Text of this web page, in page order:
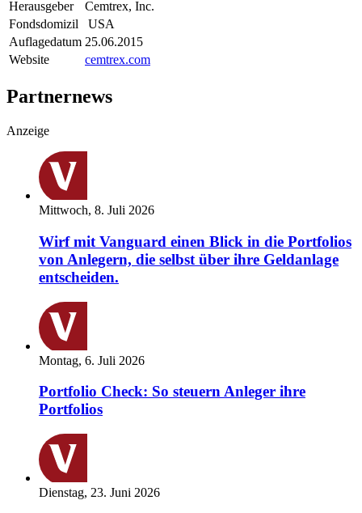
Herausgeber
Cemtrex, Inc.
Fondsdomizil
USA
Auflagedatum 25.06.2015
Website
cemtrex.com
Partnernews
Anzeige
Mittwoch, 8. Juli 2026
Wirf mit Vanguard einen Blick in die Portfolios
von Anlegern, die selbst über ihre Geldanlage
entscheiden.
Montag, 6. Juli 2026
Portfolio Check: So steuern Anleger ihre
Portfolios
Dienstag, 23. Juni 2026